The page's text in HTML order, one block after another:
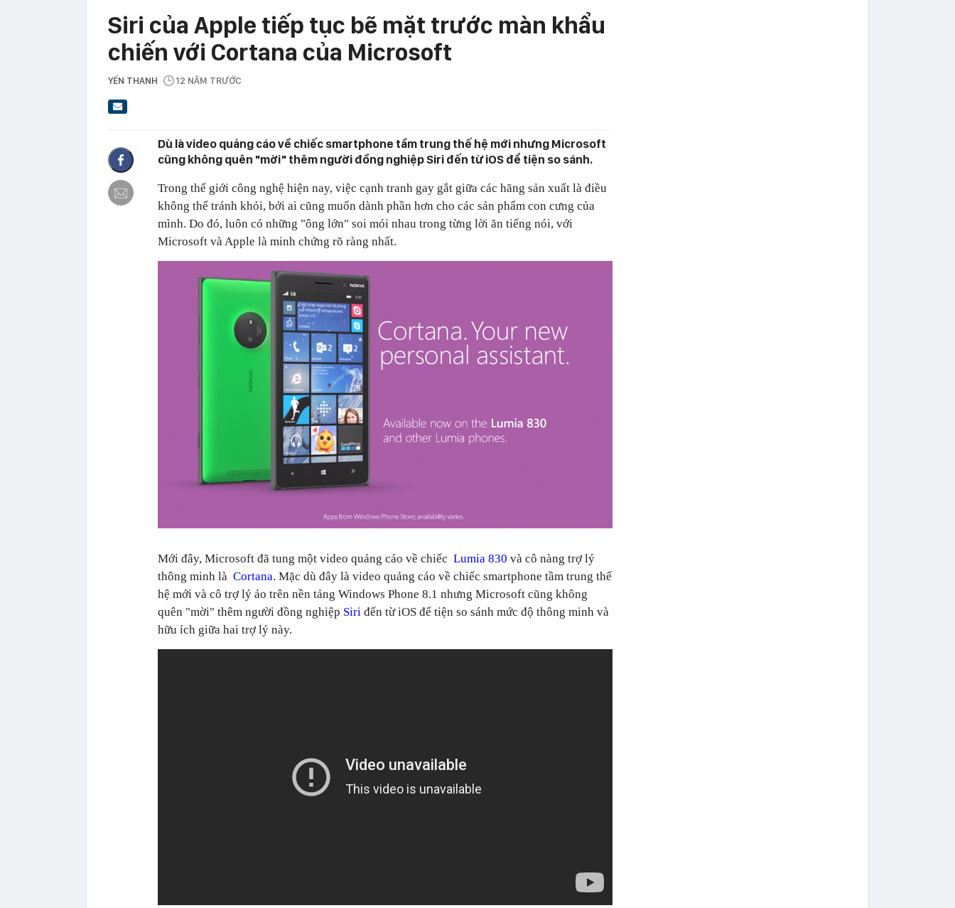
Siri của Apple tiếp tục bẽ mặt trước màn khẩu
chiến với Cortana của Microsoft
YẾN THANH 12 NĂM TRƯỚC
Dù là video quảng cáo về chiếc smartphone tầm trung thế hệ mới nhưng Microsoft
cũng không quên "mời" thêm người đồng nghiệp Siri đến từ iOS để tiện so sánh.
Trong thế giới công nghệ hiện nay, việc cạnh tranh gay gắt giữa các hãng sản xuất là điều
không thể tránh khỏi, bởi ai cũng muốn dành phần hơn cho các sản phẩm con cưng của
mình. Do đó, luôn có những "ông lớn" soi mói nhau trong từng lời ăn tiếng nói, với
Microsoft và Apple là minh chứng rõ ràng nhất.
Mới đây, Microsoft đã tung một video quảng cáo về chiếc Lumia 830 và cô nàng trợ lý
thông minh là Cortana. Mặc dù đây là video quảng cáo về chiếc smartphone tầm trung thế
hệ mới và cô trợ lý ảo trên nền tảng Windows Phone 8.1 nhưng Microsoft cũng không
quên "mời" thêm người đồng nghiệp Siri đến từ iOS để tiện so sánh mức độ thông minh và
hữu ích giữa hai trợ lý này.